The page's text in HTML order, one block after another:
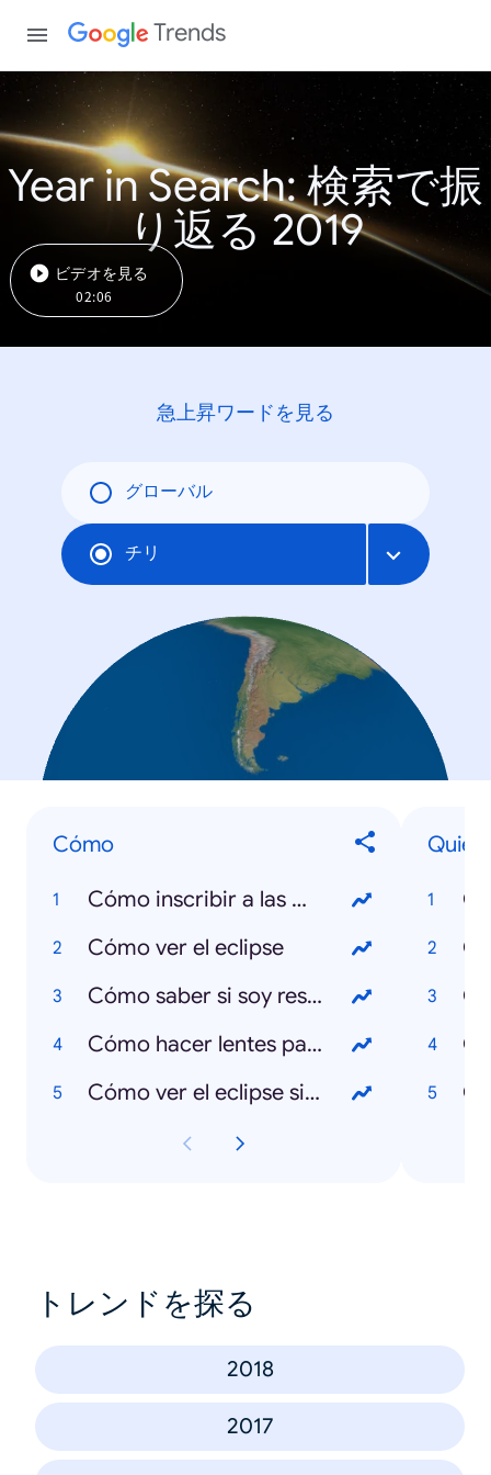
Trends
Year in Search: 検索で振
り返る 2019
ビデオを見る
02:06
急上昇ワードを見る
グローバル
チリ
Cómo
Cómo inscribir a las mascotas
Cómo ver el eclipse
Cómo saber si soy reservista
Cómo hacer lentes para eclipse
Cómo ver el eclipse sin lentes
Quién
トレンドを探る
2018
2017